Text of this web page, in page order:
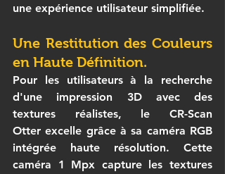
une expérience utilisateur simplifiée.
Une Restitution des Couleurs
en Haute Définition.
Pour les utilisateurs à la recherche
d'une impression 3D avec des
textures réalistes, le CR-Scan
Otter excelle grâce à sa caméra RGB
intégrée haute résolution. Cette
caméra 1 Mpx capture les textures